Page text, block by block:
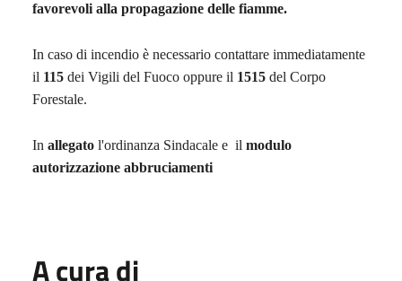
favorevoli alla propagazione delle fiamme.
In caso di incendio è necessario contattare immediatamente
il 115 dei Vigili del Fuoco oppure il 1515 del Corpo
Forestale.
In allegato l'ordinanza Sindacale e il modulo
autorizzazione abbruciamenti
A cura di